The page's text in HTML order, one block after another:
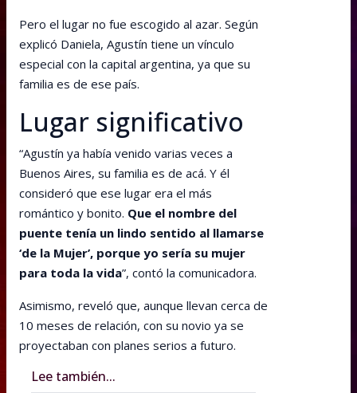
Pero el lugar no fue escogido al azar. Según
explicó Daniela, Agustín tiene un vínculo
especial con la capital argentina, ya que su
familia es de ese país.
Lugar significativo
“Agustín ya había venido varias veces a
Buenos Aires, su familia es de acá. Y él
consideró que ese lugar era el más
romántico y bonito. Que el nombre del
puente tenía un lindo sentido al llamarse
‘de la Mujer’, porque yo sería su mujer
para toda la vida”, contó la comunicadora.
Asimismo, reveló que, aunque llevan cerca de
10 meses de relación, con su novio ya se
proyectaban con planes serios a futuro.
Lee también...